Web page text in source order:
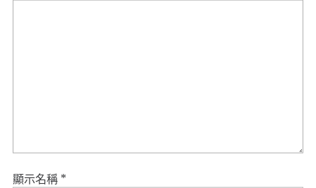
顯示名稱 *